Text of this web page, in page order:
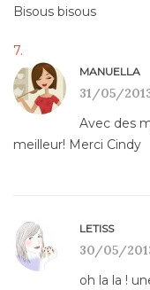
Bisous bisous
MANUELLA
31/05/
Avec des
meilleur! Merci Cindy
LETISS
30/05/
oh la la !